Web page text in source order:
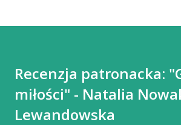
Recenzja patronacka:
miłości" - Natalia
Lewandowska